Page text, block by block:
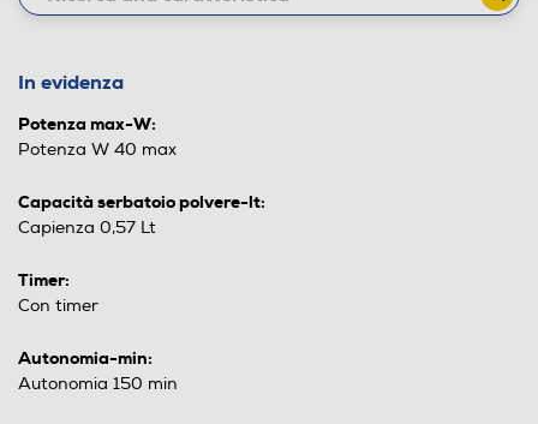
In evidenza
Potenza max-W:
Potenza W 40 max
Capacità serbatoio polvere-lt:
Capienza 0,57 Lt
Timer:
Con timer
Autonomia-min:
Autonomia 150 min